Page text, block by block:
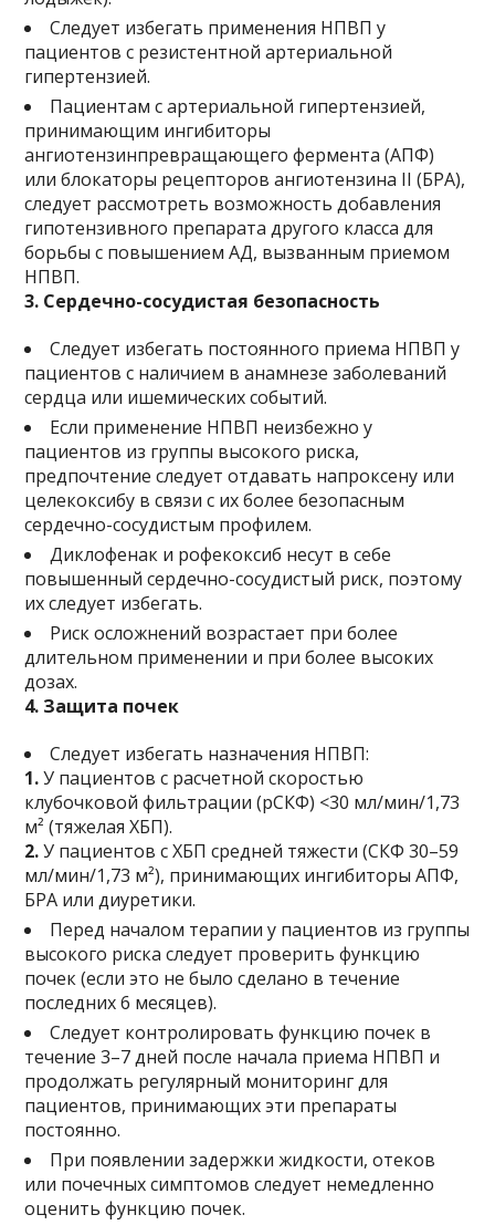
Следует избегать применения НПВП у
пациентов с резистентной артериальной
гипертензией.
Пациентам с артериальной гипертензией,
принимающим ингибиторы
ангиотензинпревращающего фермента (АПФ)
или блокаторы рецепторов ангиотензина II (БРА),
следует рассмотреть возможность добавления
гипотензивного препарата другого класса для
борьбы с повышением АД, вызванным приемом
НПВП.
3. Сердечно-сосудистая безопасность
Следует избегать постоянного приема НПВП у
пациентов с наличием в анамнезе заболеваний
сердца или ишемических событий.
Если применение НПВП неизбежно у
пациентов из группы высокого риска,
предпочтение следует отдавать напроксену или
целекоксибу в связи с их более безопасным
сердечно-сосудистым профилем.
Диклофенак и рофекоксиб несут в себе
повышенный сердечно-сосудистый риск, поэтому
их следует избегать.
Риск осложнений возрастает при более
длительном применении и при более высоких
дозах.
4. Защита почек
Следует избегать назначения НПВП:
1.У пациентов с расчетной скоростью
клубочковой фильтрации (рСКФ) <30 мл/мин/1,73
м² (тяжелая ХБП).
2.У пациентов с ХБП средней тяжести (СКФ 30–59
мл/мин/1,73 м²), принимающих ингибиторы АПФ,
БРА или диуретики.
Перед началом терапии у пациентов из группы
высокого риска следует проверить функцию
почек (если это не было сделано в течение
последних 6 месяцев).
Следует контролировать функцию почек в
течение 3–7 дней после начала приема НПВП и
продолжать регулярный мониторинг для
пациентов, принимающих эти препараты
постоянно.
При появлении задержки жидкости, отеков
или почечных симптомов следует немедленно
оценить функцию почек.